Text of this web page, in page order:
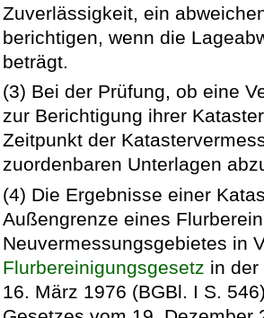
Zuverlässigkeit, ein
berichtigen, wenn die
beträgt.
(3) Bei der Prüfung, ob eine
zur Berichtigung ihrer
Zeitpunkt der
zuordenbaren Unterlagen
(4) Die Ergebnisse einer
Außengrenze eines
Neuvermessungsgebietes in
Flurbereinigungsgesetz in der
16. März 1976 (BGBl. I S.